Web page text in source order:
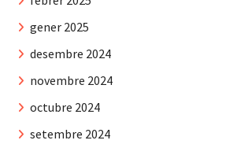
gener 2025
desembre 2024
novembre 2024
octubre 2024
setembre 2024